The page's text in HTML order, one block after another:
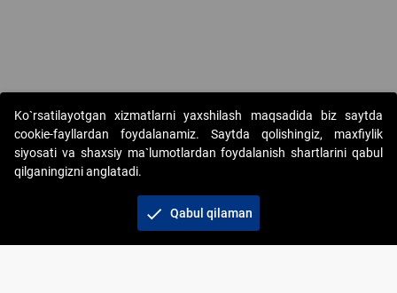
Copyright © 2017-2026. "Elektron onlayn-auksionlarni
tashkil etish" AJ. Barcha huquqlar himoyalangan
Ko`rsatilayotgan xizmatlarni yaxshilash maqsadida biz saytda
cookie-fayllardan foydalanamiz. Saytda qolishingiz, maxfiylik
siyosati va shaxsiy ma`lumotlardan foydalanish shartlarini qabul
qilganingizni anglatadi.
check Qabul qilaman